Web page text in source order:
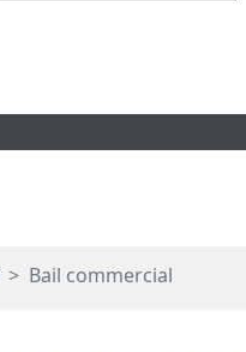
Bail commercial